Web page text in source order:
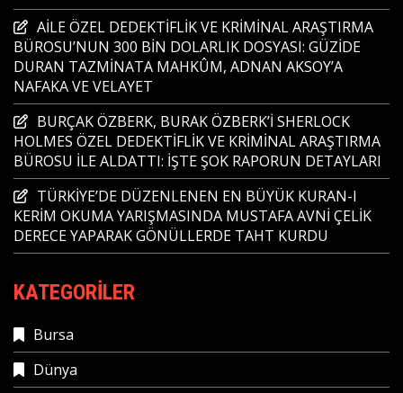
AİLE ÖZEL DEDEKTİFLİK VE KRİMİNAL ARAŞTIRMA
BÜROSU’NUN 300 BİN DOLARLIK DOSYASI: GÜZİDE
DURAN TAZMİNATA MAHKÛM, ADNAN AKSOY’A
NAFAKA VE VELAYET
BURÇAK ÖZBERK, BURAK ÖZBERK’İ SHERLOCK
HOLMES ÖZEL DEDEKTİFLİK VE KRİMİNAL ARAŞTIRMA
BÜROSU İLE ALDATTI: İŞTE ŞOK RAPORUN DETAYLARI
TÜRKİYE’DE DÜZENLENEN EN BÜYÜK KURAN-I
KERİM OKUMA YARIŞMASINDA MUSTAFA AVNİ ÇELİK
DERECE YAPARAK GÖNÜLLERDE TAHT KURDU
KATEGORILER
Bursa
Dünya